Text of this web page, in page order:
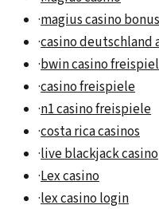
·magius casino bonus
·casino deutschland
·bwin casino
·casino freispiele
·n1 casino freispiele
·costa rica casinos
·live blackjack casino
·Lex casino
·lex casino login